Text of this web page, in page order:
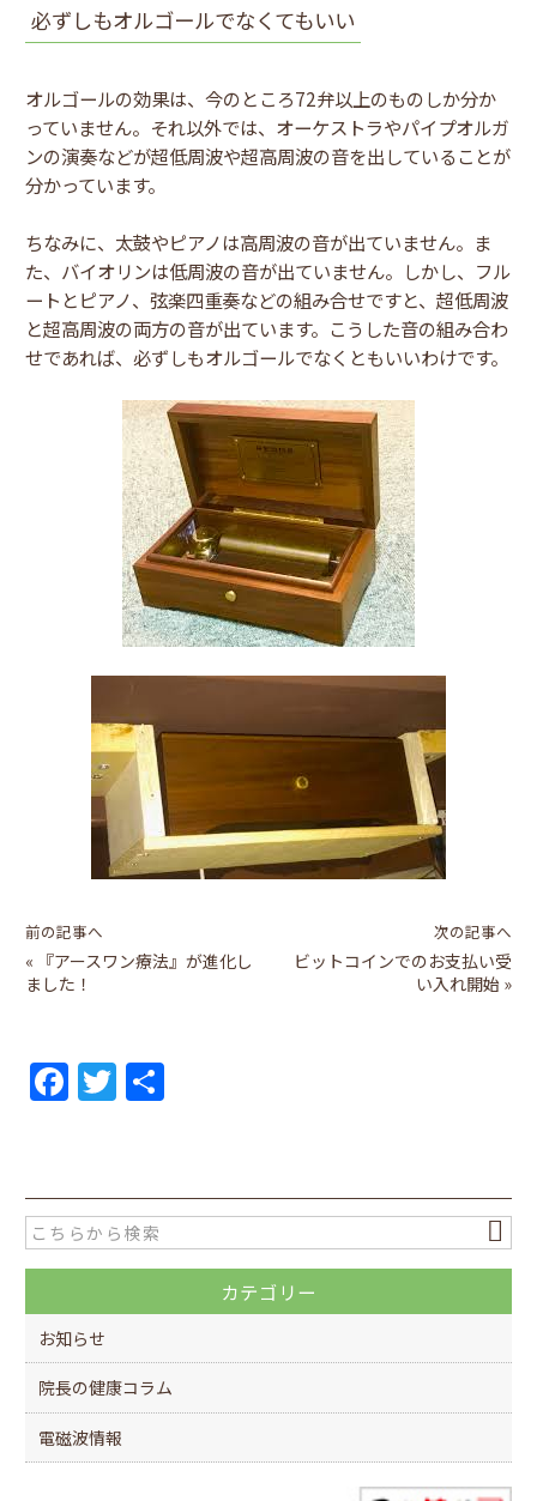
必ずしもオルゴールでなくてもいい
オルゴールの効果は、今のところ72弁以上のものしか分か
っていません。それ以外では、オーケストラやパイプオルガ
ンの演奏などが超低周波や超高周波の音を出していることが
分かっています。
ちなみに、太鼓やピアノは高周波の音が出ていません。ま
た、バイオリンは低周波の音が出ていません。しかし、フル
ートとピアノ、弦楽四重奏などの組み合せですと、超低周波
と超高周波の両方の音が出ています。こうした音の組み合わ
せであれば、必ずしもオルゴールでなくともいいわけです。
前の記事へ
« 『アースワン療法』が進化し
ました！
次の記事へ
ビットコインでのお支払い受
い入れ開始 »
F
a
e
b
o
o
k
T
w
er
カテゴリー
お知らせ
院長の健康コラム
電磁波情報